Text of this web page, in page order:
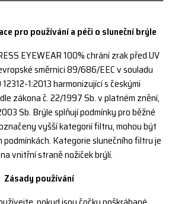
pro používání a péči o sluneční brýle
EYEWEAR 100% chrání zrak před UV
směrnici 89/686/EEC v souladu
1:2013 harmonizující s českými
zákona č. 22/1997 Sb. v platném znění,
Sb. Brýle splňují podmínky pro běžné
vyšší kategorií filtru, mohou být
podmínkách. Kategorie slunečního filtru je
vnitřní straně nožiček brýlí.
Zásady používání